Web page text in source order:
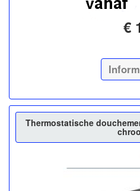
€
Thermostatische